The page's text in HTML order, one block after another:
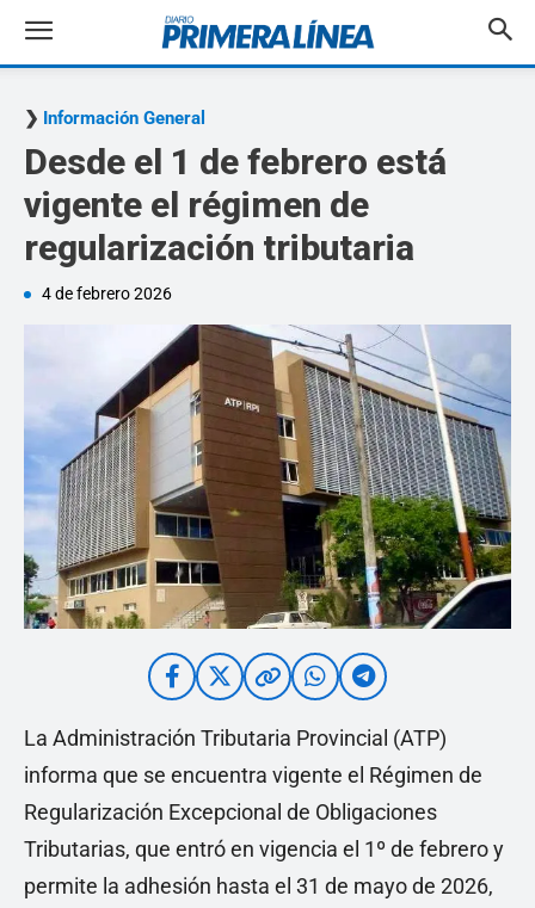
Información General
Desde el 1 de febrero está
vigente el régimen de
regularización tributaria
4 de febrero 2026
La Administración Tributaria Provincial (ATP)
informa que se encuentra vigente el Régimen de
Regularización Excepcional de Obligaciones
Tributarias, que entró en vigencia el 1º de febrero y
permite la adhesión hasta el 31 de mayo de 2026,